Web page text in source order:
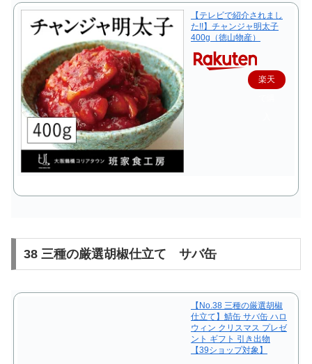
【テレビで紹介されまし
た!!】チャンジャ明太子
400g（徳山物産）
楽天
38 三種の厳選胡椒仕立て サバ缶
【No.38 三種の厳選胡椒
仕立て】鯖缶 サバ缶 ハロ
ウィン クリスマス プレゼ
ント ギフト 引き出物
【39ショップ対象】